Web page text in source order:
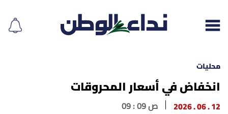
إقرأ الجريدة
محليات
انخفاض في أسعار المحروقات
12 . 06 . 2026 09 : 09 ص